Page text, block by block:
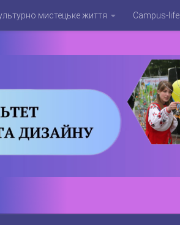
мистецьке життя Campus-life